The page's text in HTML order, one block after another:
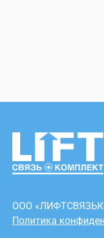
ООО
Политика